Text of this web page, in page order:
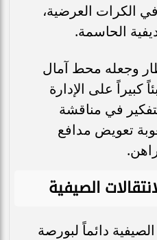
الكرات العرضية،
الحاسمة.
وجعله محط آمال
كبيراً على الإدارة
في مناقشة
تعويض مدافع
الصيفية
دائماً لبورصة